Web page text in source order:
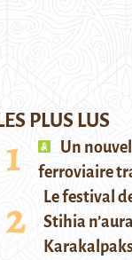
PLUS LUS
Un
ferroviaire
Le festival
Stihia